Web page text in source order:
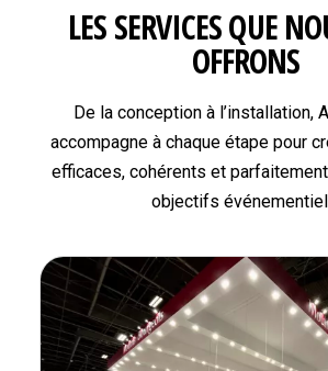
LES SERVICES QUE
OFFRONS
De la conception à l’installation,
accompagne à chaque étape pour
efficaces, cohérents et
objectifs